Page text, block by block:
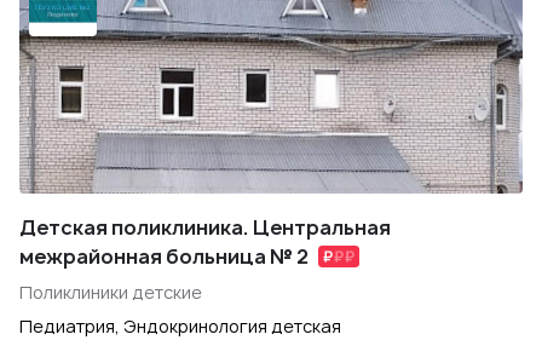
Детская поликлиника. Центральная
межрайонная больница № 2
Поликлиники детские
Педиатрия, Эндокринология детская